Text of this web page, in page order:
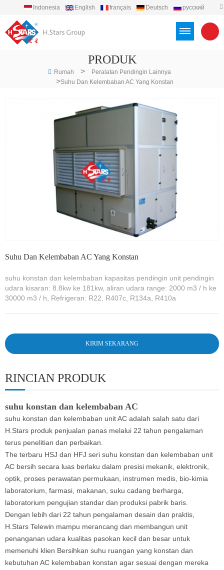
Indonesia English français Deutsch
русский
PRODUK
Rumah > Peralatan Pendingin Lainnya
>Suhu Dan Kelembaban AC Yang Konstan
Suhu Dan Kelembaban AC Yang Konstan
suhu konstan dan kelembaban kapasitas pendingin unit pendingin
udara kisaran: 8.8kw ke 181kw, aliran udara range: 2000 m3 / h ke
30000 m3 / h, Refrigeran: R22, R407c, R134a, R410a
KIRIM SEKARANG
RINCIAN PRODUK
suhu konstan dan kelembaban AC
suhu konstan dan kelembaban unit AC adalah salah satu dari
H.Stars produk penjualan panas melalui 22 tahun pengalaman
terus penelitian dan perbaikan.
The terbaru HSJ dan HFJ seri suhu konstan dan kelembaban unit
AC bersih secara luas berlaku dalam presisi mekanik, elektronik,
optik, proses perawatan permukaan, instrumen medis, bio-kimia
laboratorium, farmasi, makanan, suku cadang berharga,
laboratorium pengujian standar dan produksi pabrik baris.
Dengan lebih dari 22 tahun pengalaman desain dan praktis,
H.Stars Telewin mampu merancang dan membangun unit
penanganan udara kualitas pasokan kecil dan besar untuk
memenuhi klien Bersihkan suhu ruangan yang konstan dan
kebutuhan AC kelembaban konstan agar sesuai dengan mereka